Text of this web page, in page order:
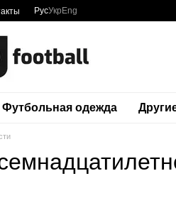
РусУкр Eng
Футбольная одежда